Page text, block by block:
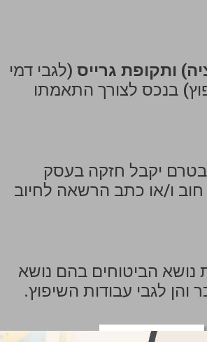
ותקופת גרייס (לגבי דמי
בנכס לצורך התאמתו
בטרם יקבל חזקה בעסק
ו/או כתב הרשאה לחיוב
הביטוחים בהם נושא
לגבי עבודות השיפוץ.